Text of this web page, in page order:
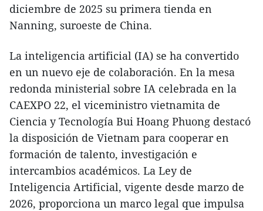
diciembre de 2025 su primera tienda en
Nanning, suroeste de China.
La inteligencia artificial (IA) se ha convertido
en un nuevo eje de colaboración. En la mesa
redonda ministerial sobre IA celebrada en la
CAEXPO 22, el viceministro vietnamita de
Ciencia y Tecnología Bui Hoang Phuong destacó
la disposición de Vietnam para cooperar en
formación de talento, investigación e
intercambios académicos. La Ley de
Inteligencia Artificial, vigente desde marzo de
2026, proporciona un marco legal que impulsa